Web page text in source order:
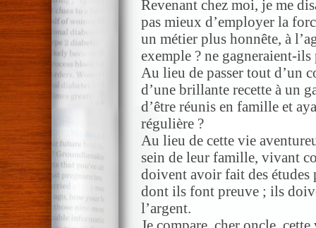
Revenant chez moi, je me
pas mieux d’employer la
un métier plus honnête, à
exemple ? ne gagneraient-
Au lieu de passer tout d’un
d’une brillante recette à un
d’être réunis en famille et
régulière ?
Au lieu de cette vie
sein de leur famille, vivant
doivent avoir fait des études
dont ils font preuve ; ils
l’argent.